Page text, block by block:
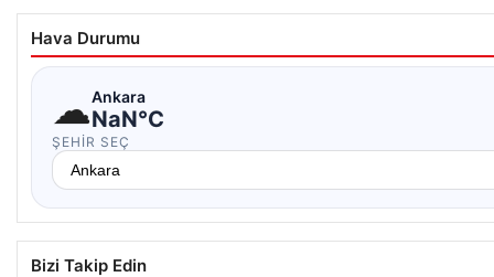
Hava Durumu
☁Ankara
NaN°C
ŞEHIR SEÇ
Bizi Takip Edin